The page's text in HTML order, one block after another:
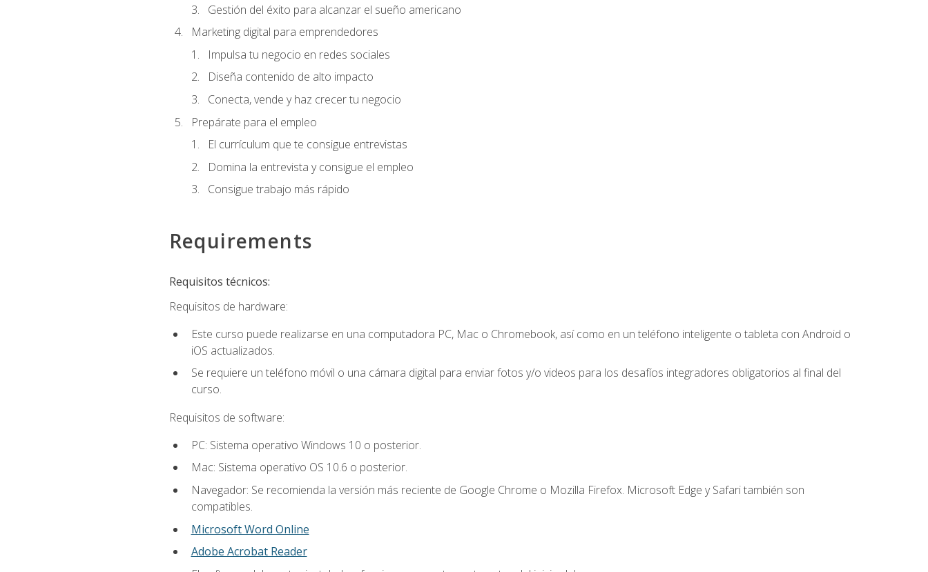
Gestión del éxito para alcanzar el sueño americano
Marketing digital para emprendedores
Impulsa tu negocio en redes sociales
Diseña contenido de alto impacto
Conecta, vende y haz crecer tu negocio
Prepárate para el empleo
El currículum que te consigue entrevistas
Domina la entrevista y consigue el empleo
Consigue trabajo más rápido
Requirements
Requisitos técnicos:
Requisitos de hardware:
Este curso puede realizarse en una computadora PC, Mac o Chromebook, así como en un teléfono inteligente o tableta con Android o
iOS actualizados.
Se requiere un teléfono móvil o una cámara digital para enviar fotos y/o videos para los desafíos integradores obligatorios al final del
curso.
Requisitos de software:
PC: Sistema operativo Windows 10 o posterior.
Mac: Sistema operativo OS 10.6 o posterior.
Navegador: Se recomienda la versión más reciente de Google Chrome o Mozilla Firefox. Microsoft Edge y Safari también son
compatibles.
Microsoft Word Online
Adobe Acrobat Reader